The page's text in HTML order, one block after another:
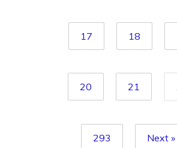
17 18
20 21
293 Next »